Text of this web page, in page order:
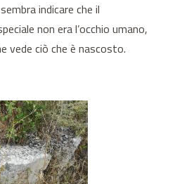
indicare che il
non era l’occhio umano,
vede ciò che è nascosto.